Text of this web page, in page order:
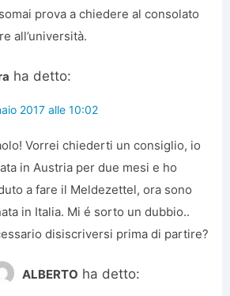
prova a chiedere al consolato
all’università.
ha detto:
2017 alle 10:02
Vorrei chiederti un consiglio, io
in Austria per due mesi e ho
a fare il Meldezettel, ora sono
in Italia. Mi é sorto un dubbio..
disiscriversi prima di partire?
ALBERTO ha detto: